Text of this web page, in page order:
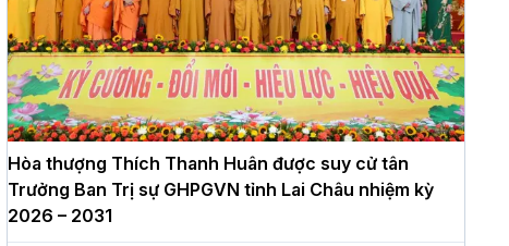
Hòa thượng Thích Thanh Huân được suy cử tân
Trưởng Ban Trị sự GHPGVN tỉnh Lai Châu nhiệm kỳ
2026 – 2031